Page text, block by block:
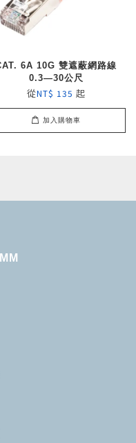
6A 10G 雙遮蔽網路線
0.3—30公尺
從NT$ 135 起
加入購物車